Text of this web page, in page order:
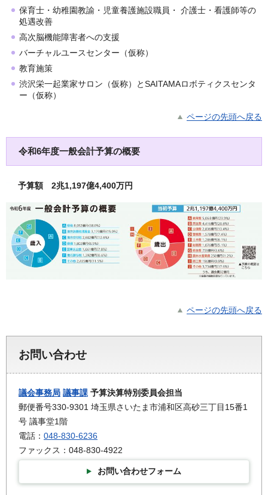
保育士・幼稚園教諭・児童養護施設職員・ 介護士・看護師等の
処遇改善
高次脳機能障害者への支援
バーチャルユースセンター（仮称）
教育施策
渋沢栄一起業家サロン（仮称）とSAITAMAロボティクスセンタ
ー（仮称）
ページの先頭へ戻る
令和6年度一般会計予算の概要
予算額 2兆1,197億4,400万円
ページの先頭へ戻る
お問い合わせ
議会事務局 議事課 予算決算特別委員会担当
郵便番号330-9301 埼玉県さいたま市浦和区高砂三丁目15番1
号 議事堂1階
電話： 048-830-6236
ファックス：048-830-4922
お問い合わせフォーム